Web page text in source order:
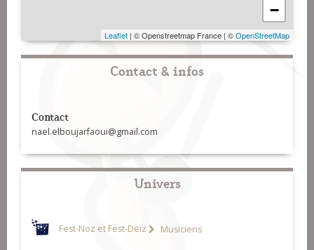
−
Leaflet | © Openstreetmap France | ©OpenStreetMap
Contact & infos
Contact
nael.elboujarfaoui@gmail.com
Univers
Fest-Noz et Fest-Deiz Musiciens